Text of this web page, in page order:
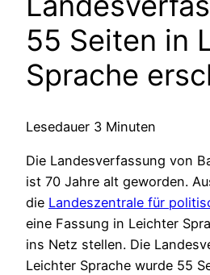
55 Seiten in
Sprache
Lesedauer 3 Minuten
Die Landesverfassung von
ist 70 Jahre alt geworden.
die Landeszentrale für
eine Fassung in Leichter
ins Netz stellen. Die
Leichter Sprache wurde 55